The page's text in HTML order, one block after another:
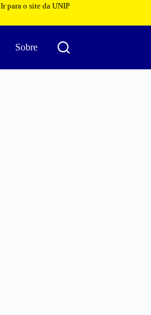
Ir para o site da UNIP
Sobre